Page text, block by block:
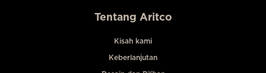
Tentang Aritco
Kisah kami
Keberlanjutan